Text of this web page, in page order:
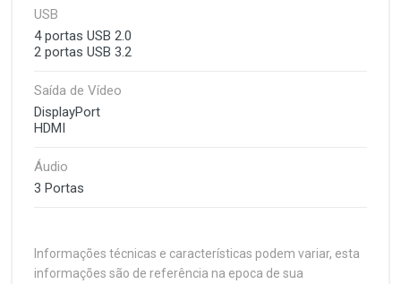
USB
4 portas USB 2.0
2 portas USB 3.2
Saída de Vídeo
DisplayPort
HDMI
Áudio
3 Portas
Informações técnicas e características podem variar, esta
informações são de referência na epoca de sua